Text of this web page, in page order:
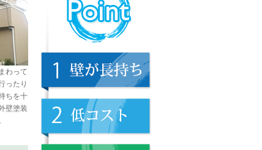
わって
ったり
ちを十
壁塗装